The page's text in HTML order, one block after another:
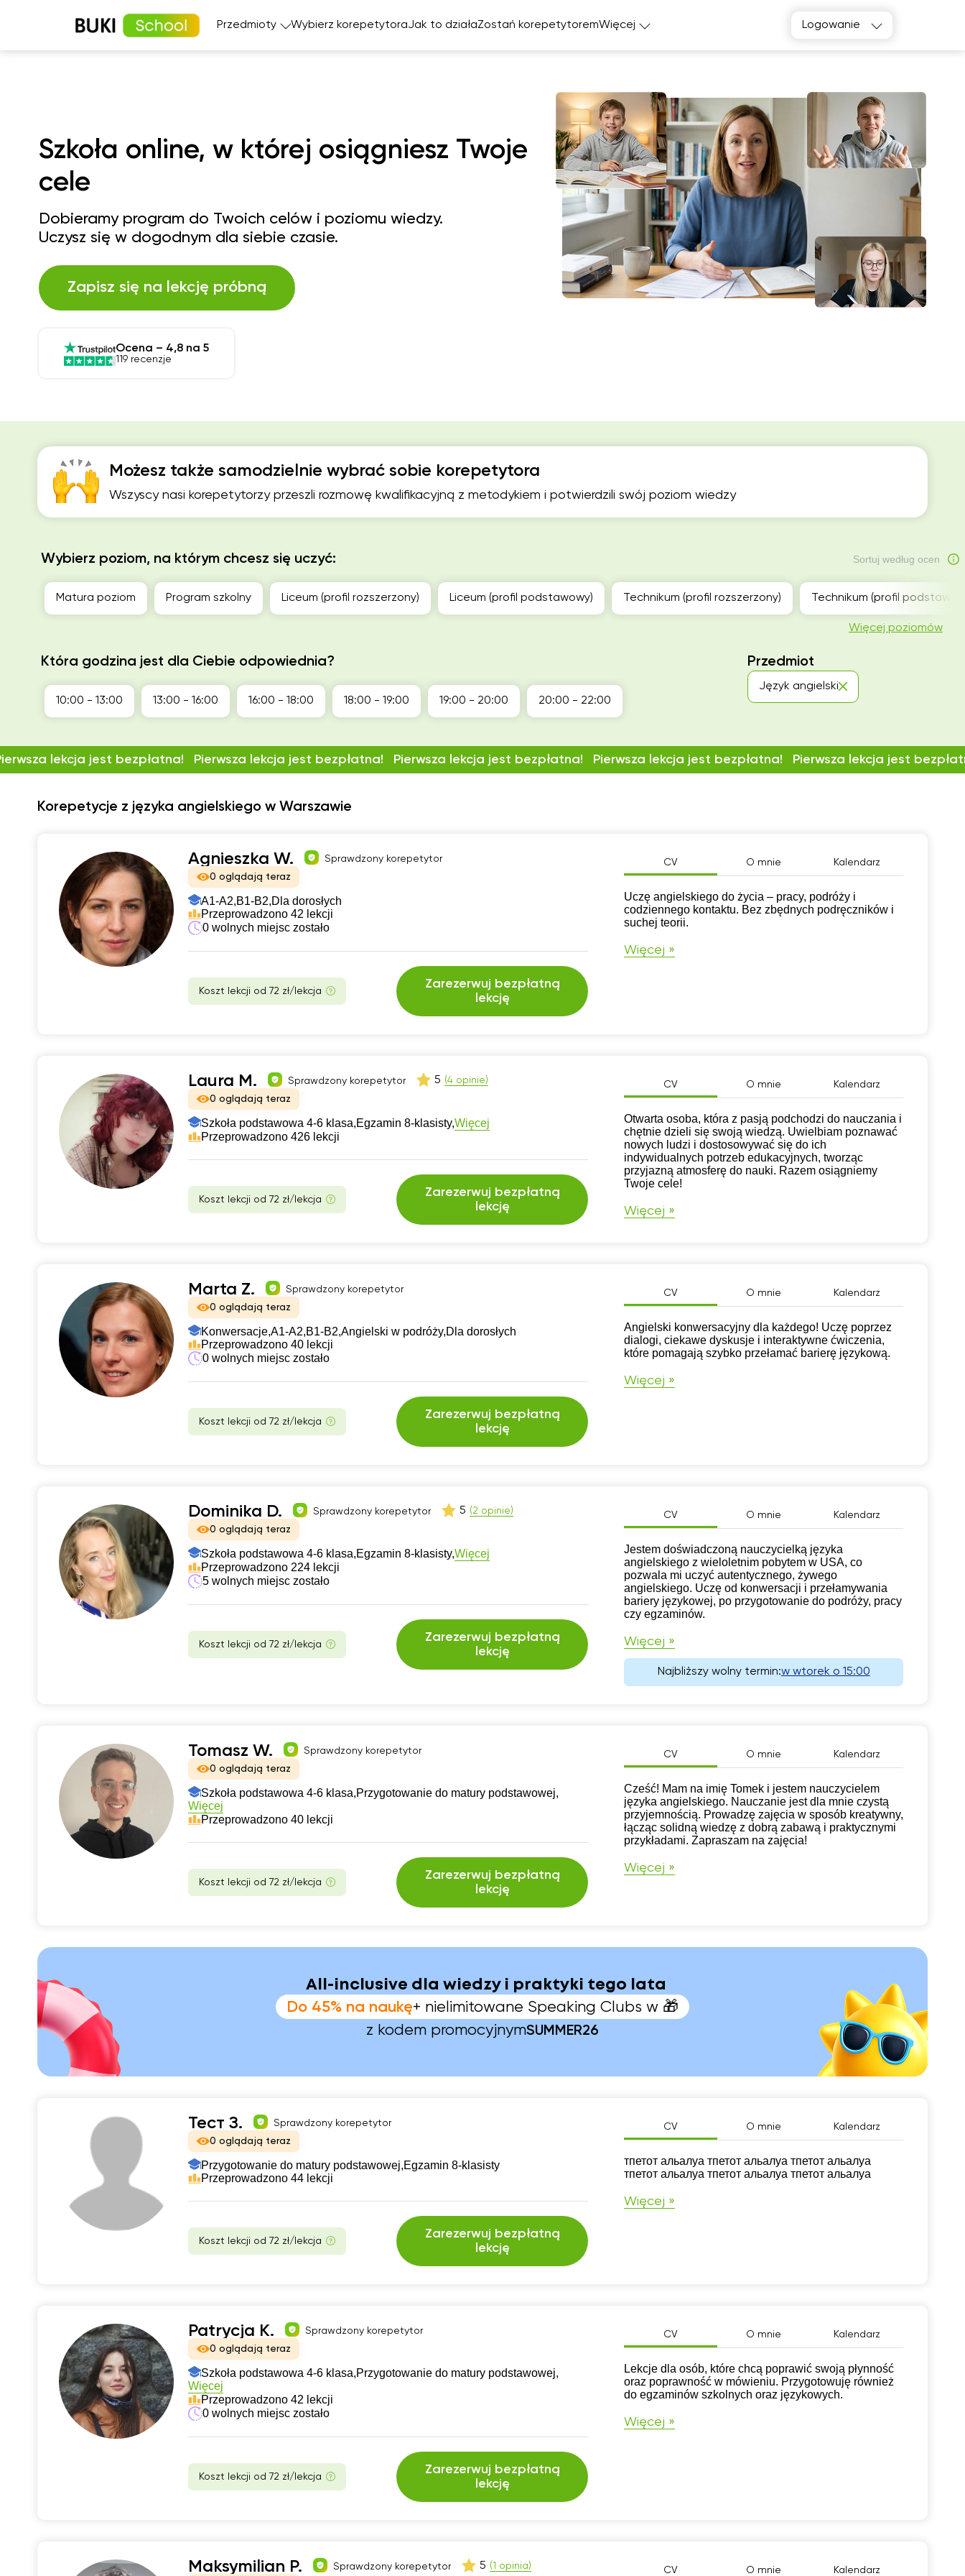
Przedmioty
Język polski
Chemia
Język niemiecki
Język hiszpański
Wybierz korepetytoraJak to działaZostań korepetytoremWięcej Logowanie
Korepetycje z języka angielskiego w Warszawie
Agnieszka W.
Sprawdzony korepetytor
0 oglądają teraz
A1-A2,B1-B2,Dla dorosłych
Przeprowadzono 42 lekcji
0 wolnych miejsc zostało
Koszt lekcji od 72 zł/lekcja
Zarezerwuj bezpłatną
lekcję
CV O mnie Kalendarz
CV
Uczę angielskiego do życia – pracy, podróży i
codziennego kontaktu. Bez zbędnych podręczników i
suchej teorii.
Więcej »
Laura M. Sprawdzony korepetytor 5 (4 opinie)
0 oglądają teraz
Szkoła podstawowa 4-6 klasa,Egzamin 8-klasisty,Więcej
Przeprowadzono 426 lekcji
Koszt lekcji od 72 zł/lekcja
Zarezerwuj bezpłatną
lekcję
CV O mnie Kalendarz
CV
Otwarta osoba, która z pasją podchodzi do nauczania i
chętnie dzieli się swoją wiedzą. Uwielbiam poznawać
nowych ludzi i dostosowywać się do ich
indywidualnych potrzeb edukacyjnych, tworząc
przyjazną atmosferę do nauki. Razem osiągniemy
Twoje cele!
Więcej »
Marta Z.
Sprawdzony korepetytor
0 oglądają teraz
Konwersacje,A1-A2,B1-B2,Angielski w podróży,Dla dorosłych
Przeprowadzono 40 lekcji
0 wolnych miejsc zostało
Koszt lekcji od 72 zł/lekcja
Zarezerwuj bezpłatną
lekcję
CV O mnie Kalendarz
CV
Angielski konwersacyjny dla każdego! Uczę poprzez
dialogi, ciekawe dyskusje i interaktywne ćwiczenia,
które pomagają szybko przełamać barierę językową.
Więcej »
Dominika D. Sprawdzony korepetytor 5 (2 opinie)
0 oglądają teraz
Szkoła podstawowa 4-6 klasa,Egzamin 8-klasisty,Więcej
Przeprowadzono 224 lekcji
5 wolnych miejsc zostało
Koszt lekcji od 72 zł/lekcja
Zarezerwuj bezpłatną
lekcję
CV O mnie Kalendarz
CV
Jestem doświadczoną nauczycielką języka
angielskiego z wieloletnim pobytem w USA, co
pozwala mi uczyć autentycznego, żywego
angielskiego. Uczę od konwersacji i przełamywania
bariery językowej, po przygotowanie do podróży, pracy
czy egzaminów.
Więcej »
Najbliższy wolny termin:w wtorek o 15:00
Tomasz W.
Sprawdzony korepetytor
0 oglądają teraz
Szkoła podstawowa 4-6 klasa,Przygotowanie do matury podstawowej,
Więcej
Przeprowadzono 40 lekcji
Koszt lekcji od 72 zł/lekcja
Zarezerwuj bezpłatną
lekcję
CV O mnie Kalendarz
CV
Cześć! Mam na imię Tomek i jestem nauczycielem
języka angielskiego. Nauczanie jest dla mnie czystą
przyjemnością. Prowadzę zajęcia w sposób kreatywny,
łącząc solidną wiedzę z dobrą zabawą i praktycznymi
przykładami. Zapraszam na zajęcia!
Więcej »
All-inclusive dla wiedzy i praktyki tego lata
Do 45% na naukę+ nielimitowane Speaking Clubs w 🎁
z kodem promocyjnymSUMMER26
Тест З.
Sprawdzony korepetytor
0 oglądają teraz
Przygotowanie do matury podstawowej,Egzamin 8-klasisty
Przeprowadzono 44 lekcji
Koszt lekcji od 72 zł/lekcja
Zarezerwuj bezpłatną
lekcję
CV O mnie Kalendarz
CV
тпетот альалуа тпетот альалуа тпетот альалуа
тпетот альалуа тпетот альалуа тпетот альалуа
Więcej »
Patrycja K.
Sprawdzony korepetytor
0 oglądają teraz
Szkoła podstawowa 4-6 klasa,Przygotowanie do matury podstawowej,
Więcej
Przeprowadzono 42 lekcji
0 wolnych miejsc zostało
Koszt lekcji od 72 zł/lekcja
Zarezerwuj bezpłatną
lekcję
CV O mnie Kalendarz
CV
Lekcje dla osób, które chcą poprawić swoją płynność
oraz poprawność w mówieniu. Przygotowuję również
do egzaminów szkolnych oraz językowych.
Więcej »
Maksymilian P. Sprawdzony korepetytor 5 (1 opinia) CV O mnie Kalendarz
lekcja jest bezpłatna! Pierwsza lekcja jest bezpłatna! Pierwsza lekcja jest bezpłatna! Pierwsza lekcja jest bezpłatna! Pierwsza lekcja jest
Możesz także samodzielnie wybrać sobie korepetytora
Wszyscy nasi korepetytorzy przeszli rozmowę kwalifikacyjną z metodykiem i potwierdzili swój poziom wiedzy
Wybierz poziom, na którym chcesz się uczyć: Sortuj według ocen
Matura poziom Program szkolny Liceum (profil rozszerzony) Liceum (profil podstawowy) Technikum (profil rozszerzony) Technikum (profil
Więcej poziomów
Która godzina jest dla Ciebie odpowiednia?
10:00 - 13:00 13:00 - 16:00 16:00 - 18:00 18:00 - 19:00 19:00 - 20:00 20:00 - 22:00
Przedmiot
Język angielski
Szkoła online, w której osiągniesz Twoje
cele
Dobieramy program do Twoich celów i poziomu wiedzy.
Uczysz się w dogodnym dla siebie czasie.
Zapisz się na lekcję próbną
Ocena – 4,8 na 5
119 recenzje
Tak, poproszę